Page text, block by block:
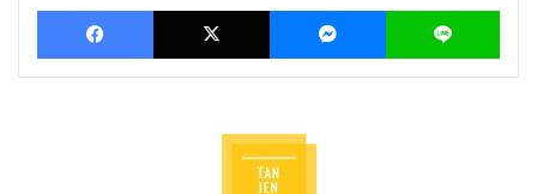
ส่วนร่วมในการสืบสวนเหตุการณ์การโจมตีทางไซเบอร์ที่
สำคัญหลายครั้ง รวมถึงกรณีการแฮ็กข้อมูลของ Sony
ต่อคณะกรรมการแห่งชาติพรรคเดโมแครตของสหรัฐฯ ในปี
2015 และ 2016 ความสำเร็จเหล่านี้ส่งผลให้ CrowdStrike
Facebook X Messenger Line